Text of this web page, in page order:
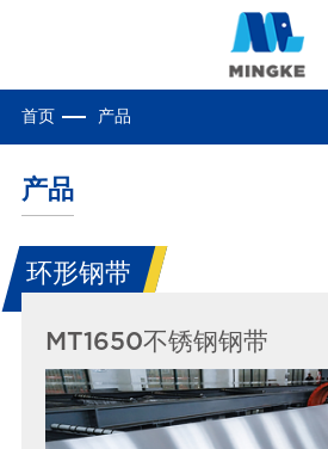
首页 产品
产品
环形钢带
MT1650不锈钢钢带